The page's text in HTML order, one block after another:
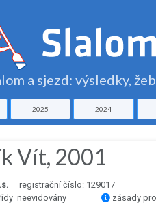
a sjezd: výsledky,
2025 2024
Vít, 2001
registrační číslo: 129017
neevidovány
zásady